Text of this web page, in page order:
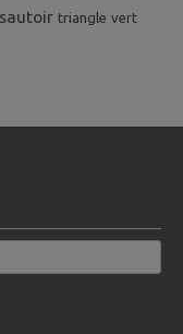
sautoir triangle vert